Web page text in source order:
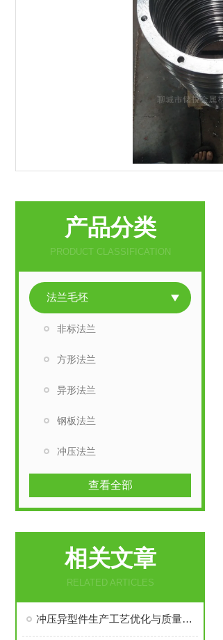
产品分类
PRODUCT CLASSIFICATION
法兰毛坯
非标法兰
方形法兰
异形法兰
钢板法兰
冲压法兰
查看全部
相关文章
RELATED ARTICLES
冲压异型件生产工艺优化与质量控制